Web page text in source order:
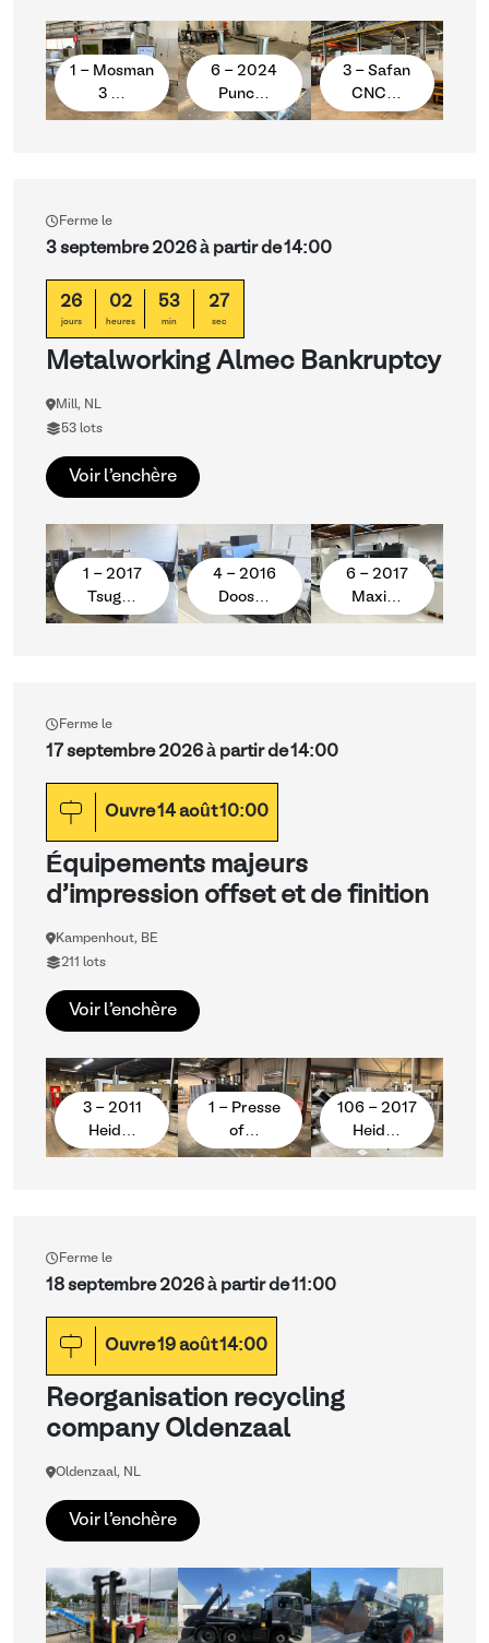
1 - Mosman
3 …
6 - 2024
Punc…
3 - Safan
CNC…
Ferme le
3 septembre 2026 à partir de 14:00
26
jours
02
heures
53
min
26
sec
Metalworking Almec Bankruptcy
Mill, NL
53 lots
Voir l'enchère
1 - 2017
Tsug…
4 - 2016
Doos…
6 - 2017
Maxi…
Ferme le
17 septembre 2026 à partir de 14:00
Ouvre14 août10:00
Équipements majeurs
d'impression offset et de finition
Kampenhout, BE
211 lots
Voir l'enchère
3 - 2011
Heid…
1 - Presse
of…
106 - 2017
Heid…
Ferme le
18 septembre 2026 à partir de 11:00
Ouvre19 août14:00
Reorganisation recycling
company Oldenzaal
Oldenzaal, NL
Voir l'enchère